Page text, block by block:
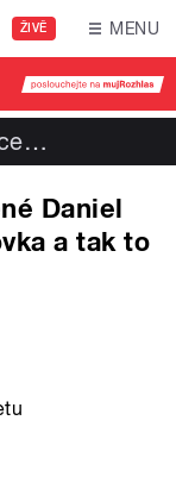
ŽIVĚ MENU
…
Daniel
a tak to